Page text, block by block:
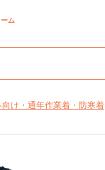
ム
向け・通年作業着・防寒着